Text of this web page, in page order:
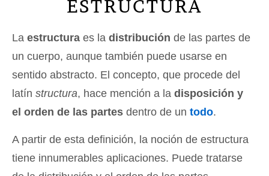
ESTRUCTURA
La estructura es la distribución de las partes de
un cuerpo, aunque también puede usarse en
sentido abstracto. El concepto, que procede del
latín structura, hace mención a la disposición y
el orden de las partes dentro de un todo.
A partir de esta definición, la noción de estructura
tiene innumerables aplicaciones. Puede tratarse